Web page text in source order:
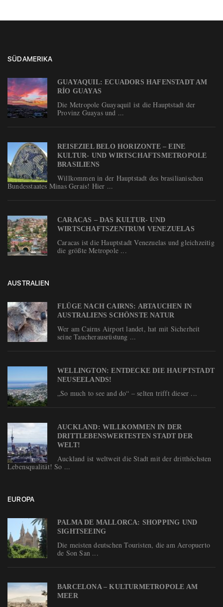
SÜDAMERIKA
GUAYAQUIL: ECUADORS HAFENSTADT AM
RÍO GUAYAS
Die Metropole Guayaquil ist die Hauptstadt der
Provinz Guayas und ...
REISEZIEL BELO HORIZONTE – EINE
KULTUR- UND WIRTSCHAFTSMETROPOLE
BRASILIENS
Willkommen in der Hauptstadt des brasilianischen
Bundesstaates Minas Gerais! Hier ...
CARACAS – DAS KULTUR- UND
WIRTSCHAFTSZENTRUM VENEZUELAS
Caracas ist die Hauptstadt Venezuelas und gleichzeitig
die größte Metropole ...
AUSTRALIEN
FLÜGE NACH CAIRNS: ABTAUCHEN IN
AUSTRALIENS SCHÖNSTE NATUR
Wer am Cairns Airport landet, hat mit Sicherheit
seine Taucherausrüstung ...
WELLINGTON: ENTDECKE DIE HAUPTSTADT
NEUSEELANDS!
„So much to see and do“ – selten trifft dieser ...
AUCKLAND: WILLKOMMEN IN DER
DRITTLEBENSWERTESTEN STADT DER
WELT!
Auckland ist weltweit die Stadt mit der dritthöchsten
Lebensqualität! So ...
EUROPA
PALMA DE MALLORCA: SHOPPING UND
SIGHTSEEING
Die meisten deutschen Touristen, die am Aeropuerto
de Son San ...
BARCELONA – KULTURMETROPOLE AM
MEER